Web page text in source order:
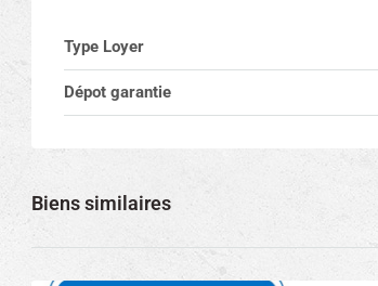
Type Loyer
Dépot garantie
Biens similaires